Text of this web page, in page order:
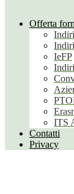
Offerta
IeFP
ITS
Contatti
Privacy